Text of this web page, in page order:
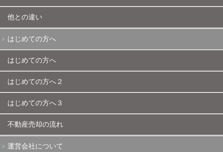
他との違い
はじめての方へ
はじめての方へ
はじめての方へ２
はじめての方へ３
不動産売却の流れ
運営会社について